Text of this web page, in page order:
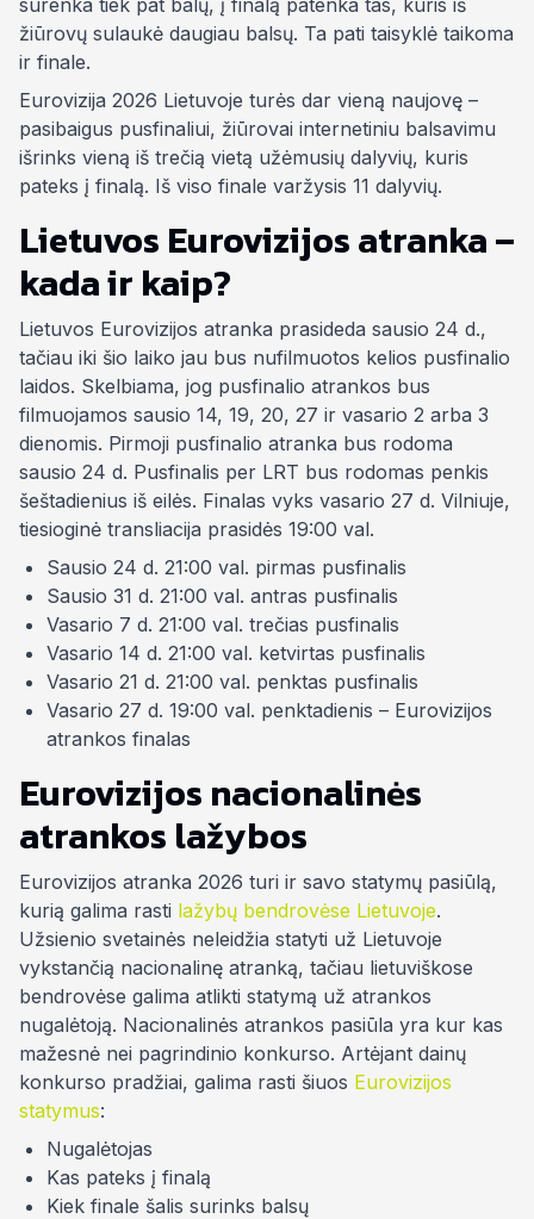
surenka tiek pat balų, į finalą patenka tas, kuris iš
žiūrovų sulaukė daugiau balsų. Ta pati taisyklė taikoma
ir finale.
Eurovizija 2026 Lietuvoje turės dar vieną naujovę –
pasibaigus pusfinaliui, žiūrovai internetiniu balsavimu
išrinks vieną iš trečią vietą užėmusių dalyvių, kuris
pateks į finalą. Iš viso finale varžysis 11 dalyvių.
Lietuvos Eurovizijos atranka –
kada ir kaip?
Lietuvos Eurovizijos atranka prasideda sausio 24 d.,
tačiau iki šio laiko jau bus nufilmuotos kelios pusfinalio
laidos. Skelbiama, jog pusfinalio atrankos bus
filmuojamos sausio 14, 19, 20, 27 ir vasario 2 arba 3
dienomis. Pirmoji pusfinalio atranka bus rodoma
sausio 24 d. Pusfinalis per LRT bus rodomas penkis
šeštadienius iš eilės. Finalas vyks vasario 27 d. Vilniuje,
tiesioginė transliacija prasidės 19:00 val.
Sausio 24 d. 21:00 val. pirmas pusfinalis
Sausio 31 d. 21:00 val. antras pusfinalis
Vasario 7 d. 21:00 val. trečias pusfinalis
Vasario 14 d. 21:00 val. ketvirtas pusfinalis
Vasario 21 d. 21:00 val. penktas pusfinalis
Vasario 27 d. 19:00 val. penktadienis – Eurovizijos
atrankos finalas
Eurovizijos nacionalinės
atrankos lažybos
Eurovizijos atranka 2026 turi ir savo statymų pasiūlą,
kurią galima rasti lažybų bendrovėse Lietuvoje.
Užsienio svetainės neleidžia statyti už Lietuvoje
vykstančią nacionalinę atranką, tačiau lietuviškose
bendrovėse galima atlikti statymą už atrankos
nugalėtoją. Nacionalinės atrankos pasiūla yra kur kas
mažesnė nei pagrindinio konkurso. Artėjant dainų
konkurso pradžiai, galima rasti šiuos Eurovizijos
statymus:
Nugalėtojas
Kas pateks į finalą
Kiek finale šalis surinks balsų